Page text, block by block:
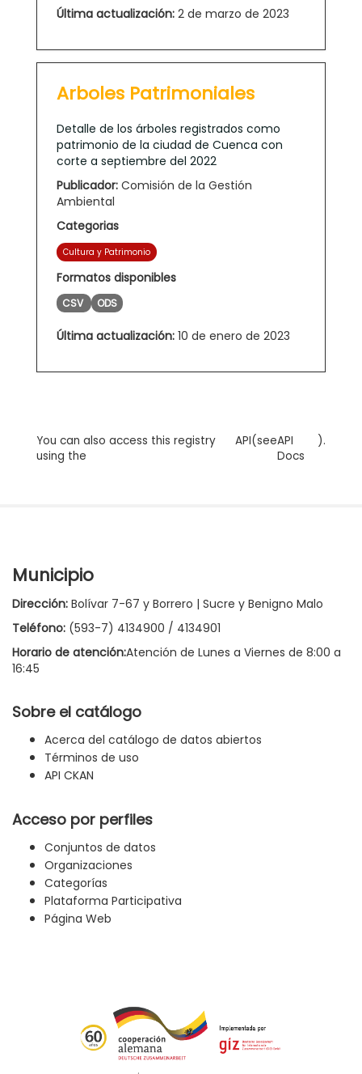
Última actualización: 2 de marzo de 2023
Arboles Patrimoniales
Detalle de los árboles registrados como
patrimonio de la ciudad de Cuenca con
corte a septiembre del 2022
Publicador: Comisión de la Gestión
Ambiental
Categorias
Cultura y Patrimonio
Formatos disponibles
CSV ODS
Última actualización: 10 de enero de 2023
You can also access this registry
using the
API(seeAPI
Docs
).
Municipio
Dirección: Bolívar 7-67 y Borrero | Sucre y Benigno Malo
Teléfono: (593-7) 4134900 / 4134901
Horario de atención:Atención de Lunes a Viernes de 8:00 a
16:45
Sobre el catálogo
Acerca del catálogo de datos abiertos
Términos de uso
API CKAN
Acceso por perfiles
Conjuntos de datos
Organizaciones
Categorías
Plataforma Participativa
Página Web